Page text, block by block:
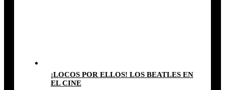
¡LOCOS POR ELLOS! LOS BEATLES EN
EL CINE